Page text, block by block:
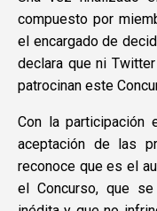
compuesto por
el encargado de
declara que ni
patrocinan este
Con la participación
aceptación de las
reconoce que es el
el Concurso, que